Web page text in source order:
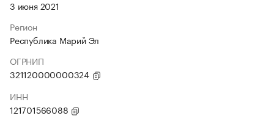
3 июня 2021
Регион
Республика Марий Эл
ОГРНИП
321120000000324
ИНН
121701566088